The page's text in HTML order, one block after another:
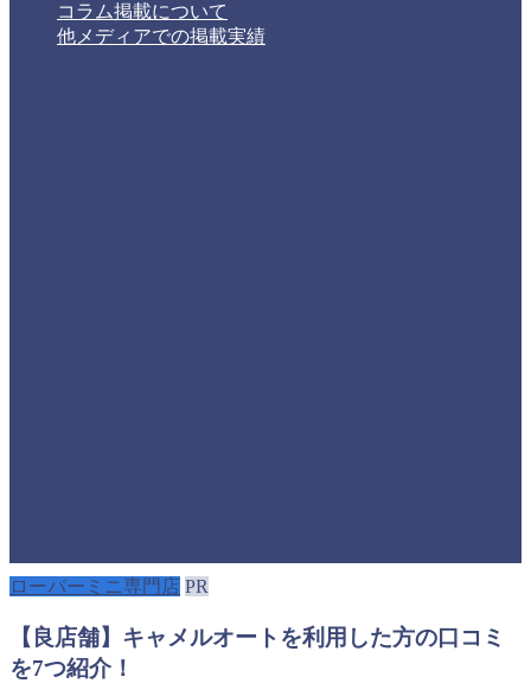
コラム掲載について
他メディアでの掲載実績
ローバーミニ専門店 PR
【良店舗】キャメルオートを利用した方の口コミ
を7つ紹介！